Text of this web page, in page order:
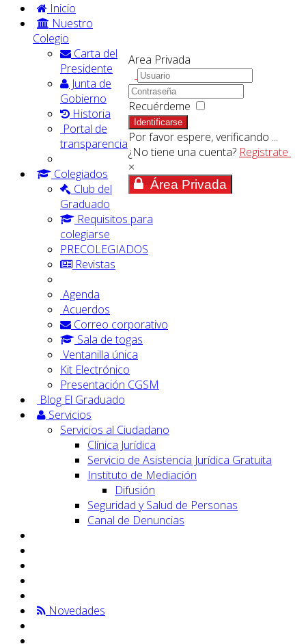
Area Privada
Recuérdeme
Identificarse
Por favor espere, verificando ...
¿No tiene una cuenta? Registrate
×
Área Privada
Inicio
Nuestro
Colegio
Carta del
Presidente
Junta de
Gobierno
Historia
Portal de
transparencia
Colegiados
Club del
Graduado
Requisitos para
colegiarse
PRECOLEGIADOS
Revistas
Agenda
Acuerdos
Correo corporativo
Sala de togas
Ventanilla única
Kit Electrónico
Presentación CGSM
Blog El Graduado
Servicios
Servicios al Ciudadano
Clínica Jurídica
Servicio de Asistencia Jurídica Gratuita
Instituto de Mediación
Difusión
Seguridad y Salud de Personas
Canal de Denuncias
Novedades